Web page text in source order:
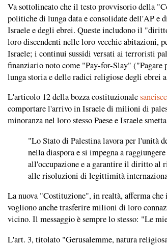
Va sottolineato che il testo provvisorio della
politiche di lunga data e consolidate dell'AP e
Israele e degli ebrei. Queste includono il
loro discendenti nelle loro vecchie abitazioni,
Israele; i continui sussidi versati ai terroristi
finanziario noto come "Pay-for-Slay"
lunga storia e delle radici religiose degli ebrei
L'articolo 12 della bozza costituzionalesancisce
comportare l'arrivo in Israele di milioni di
minoranza nel loro stesso Paese e Israele
"Lo Stato di Palestina lavora per l'unità
nella diaspora e si impegna a
all'occupazione e a garantire il diritto al
alle risoluzioni di legittimità
La nuova "Costituzione", in realtà, afferma
vogliono anche trasferire milioni di loro
vicino. Il messaggio è sempre lo stesso: "Le
L'art. 3, titolato "Gerusalemme, natura